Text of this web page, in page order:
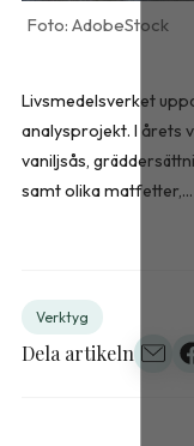
AdobeStock
Livsmedelsverket
analysprojekt. I årets
vaniljsås,
samt olika matfetter,...
Verktyg
Dela artikeln